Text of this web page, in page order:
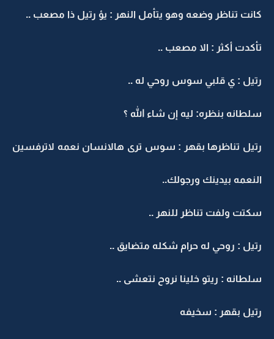
كانت تناظر وضعه وهو يتأمل النهر : يؤ رتيل ذا مصعب ..
تأكدت أكثر : الا مصعب ..
رتيل : ي قلبي سوس روحي له ..
سلطانه بنظره: ليه إن شاء الله ؟
رتيل تناظرها بقهر : سوس ترى هالانسان نعمه لاترفسين
النعمه بيدينك ورجولك..
سكتت ولفت تناظر للنهر ..
رتيل : روحي له حرام شكله متضايق ..
سلطانه : ريتو خلينا نروح نتعشى ..
رتيل بقهر : سخيفه